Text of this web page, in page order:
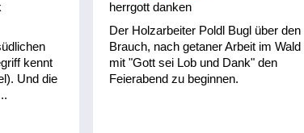
kennt
Und die
herrgott danken
Der Holzarbeiter Poldl Bugl über den
Brauch, nach getaner Arbeit im Wald
mit "Gott sei Lob und Dank" den
Feierabend zu beginnen.